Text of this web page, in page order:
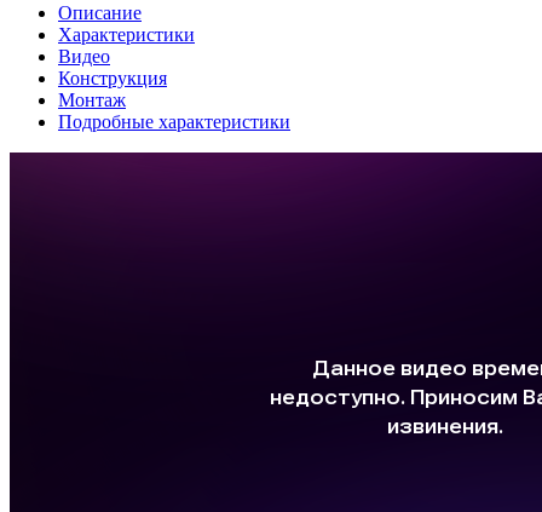
Описание
Характеристики
Видео
Конструкция
Монтаж
Подробные характеристики